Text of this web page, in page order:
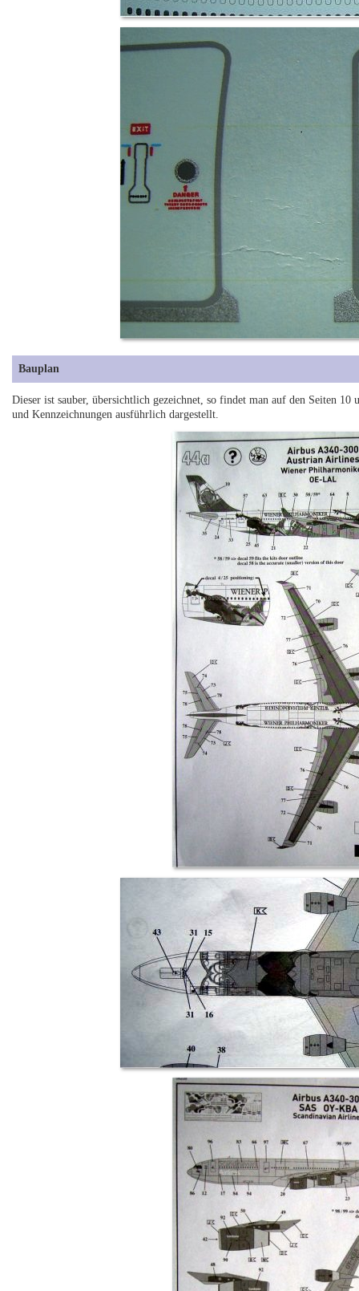
Bauplan
Dieser ist sauber, übersichtlich gezeichnet, so findet man auf den Seiten
und Kennzeichnungen ausführlich dargestellt.